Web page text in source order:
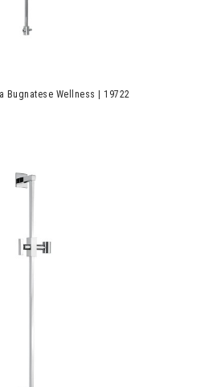
Bugnatese Wellness | 19722